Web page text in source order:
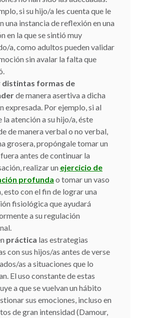
si su hijo/a les cuenta que le
una instancia de reflexión en una
en la que se sintió muy
a, como adultos pueden validar
sin avalar la falta que
distintas formas de
de manera asertiva a dicha
expresada. Por ejemplo, si al
la atención a su hijo/a, éste
de manera verbal o no verbal,
grosera, propóngale tomar un
antes de continuar la
realizar un ejercicio de
profunda o tomar un vaso
esto con el fin de lograr una
fisiológica que ayudará
a su regulación
práctica las estrategias
con sus hijos/as antes de verse
as a situaciones que lo
El uso constante de estas
a que se vuelvan un hábito
sus emociones, incluso en
de gran intensidad (Damour,